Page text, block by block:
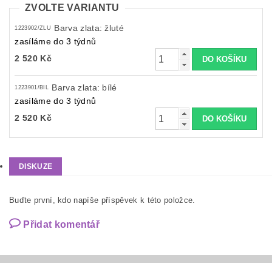
ZVOLTE VARIANTU
1223902/ZLU
Barva zlata: žluté
zasíláme do 3 týdnů
2 520 Kč
1223901/BIL
Barva zlata: bílé
zasíláme do 3 týdnů
2 520 Kč
DISKUZE
Buďte první, kdo napíše příspěvek k této položce.
Přidat komentář